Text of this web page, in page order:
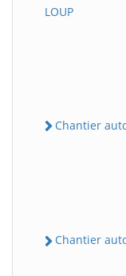
LOUP
Chantier
Chantier